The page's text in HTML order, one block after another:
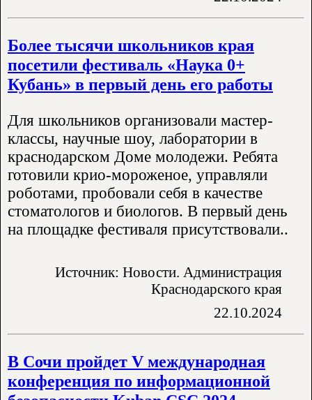
Более тысячи школьников края
посетили фестиваль «Наука 0+
Кубань» в первый день его работы
Для школьников организовали мастер-
классы, научные шоу, лаборатории в
краснодарском Доме молодежи. Ребята
готовили крио-мороженое, управляли
роботами, пробовали себя в качестве
стоматологов и биологов. В первый день
на площадке фестиваля присутствовали..
Источник: Новости. Администрация
Краснодарского края
22.10.2024
В Сочи пройдет V международная
конференция по информационной